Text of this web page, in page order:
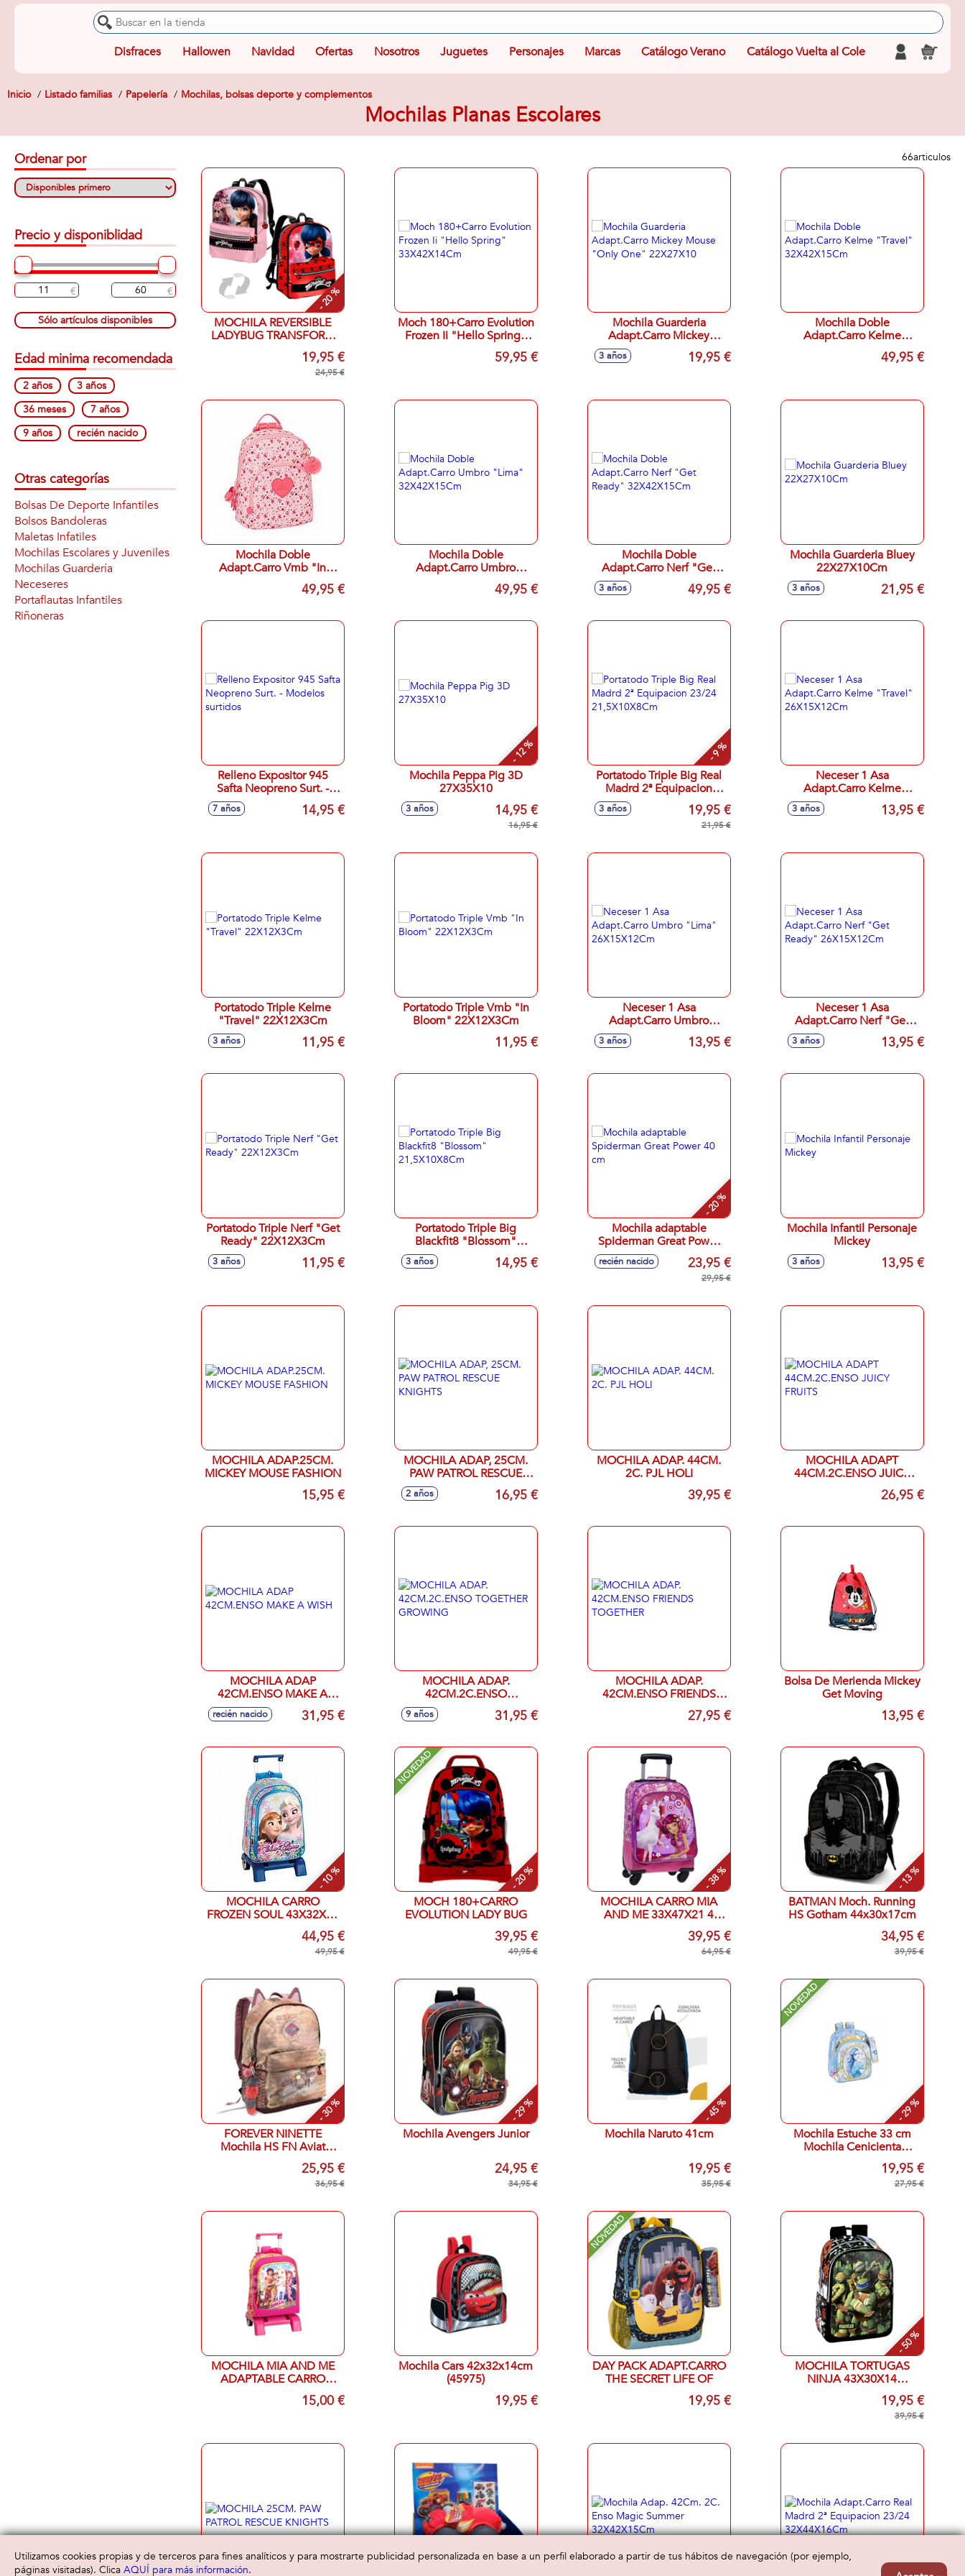
Disfraces Hallowen Navidad Ofertas Nosotros Juguetes Personajes Marcas Catálogo Verano Catálogo Vuelta al Cole
Inicio Listado familias Papelería Mochilas, bolsas deporte y complementos
Mochilas Planas Escolares
66articulos
- 20 %
MOCHILA REVERSIBLE
LADYBUG TRANSFORM
30X38,5X18CM19,95 €
24,95 €
Moch 180+Carro Evolution
Frozen Ii "Hello Spring"
33X42X14Cm59,95 €
Mochila Guarderia
Adapt.Carro Mickey
Mouse "Only One"
3 años 19,95 €
Mochila Doble
Adapt.Carro Kelme
"Travel" 32X42X15Cm
49,95 €
Mochila Doble
Adapt.Carro Vmb "In
Bloom" 32X42X15Cm
49,95 €
Mochila Doble
Adapt.Carro Umbro
"Lima" 32X42X15Cm
49,95 €
Mochila Doble
Adapt.Carro Nerf "Get
Ready" 32X42X15Cm
3 años 49,95 €
Mochila Guarderia Bluey
22X27X10Cm
3 años 21,95 €
Relleno Expositor 945
Safta Neopreno Surt. -
Modelos surtidos
7 años 14,95 €
- 12 %
Mochila Peppa Pig 3D
27X35X10
3 años 14,95 €
16,95 €
- 9 %
Portatodo Triple Big Real
Madrd 2ª Equipacion
23/24 21,5X10X8Cm
3 años 19,95 €
21,95 €
Neceser 1 Asa
Adapt.Carro Kelme
"Travel" 26X15X12Cm
3 años 13,95 €
Portatodo Triple Kelme
"Travel" 22X12X3Cm
3 años 11,95 €
Portatodo Triple Vmb "In
Bloom" 22X12X3Cm
11,95 €
Neceser 1 Asa
Adapt.Carro Umbro
"Lima" 26X15X12Cm
3 años 13,95 €
Neceser 1 Asa
Adapt.Carro Nerf "Get
Ready" 26X15X12Cm
3 años 13,95 €
Portatodo Triple Nerf "Get
Ready" 22X12X3Cm
3 años 11,95 €
Portatodo Triple Big
Blackfit8 "Blossom"
21,5X10X8Cm
3 años 14,95 €
- 20 %
Mochila adaptable
Spiderman Great Power
40 cm
recién nacido 23,95 €
29,95 €
Mochila Infantil Personaje
Mickey
3 años 13,95 €
MOCHILA ADAP.25CM.
MICKEY MOUSE FASHION
15,95 €
MOCHILA ADAP, 25CM.
PAW PATROL RESCUE
2 años 16,95 €
MOCHILA ADAP. 44CM.
2C. PJL HOLI
39,95 €
MOCHILA ADAPT
44CM.2C.ENSO JUICY
26,95 €
MOCHILA ADAP
42CM.ENSO MAKE A
WISH
recién nacido 31,95 €
MOCHILA ADAP.
42CM.2C.ENSO
TOGETHER GROWING
9 años 31,95 €
MOCHILA ADAP.
42CM.ENSO FRIENDS
27,95 €
Bolsa De Merienda Mickey
Get Moving
13,95 €
- 10 %
MOCHILA CARRO
FROZEN SOUL 43X32X14
44,95 €
49,95 €
NOVEDAD
- 20 %
MOCH 180+CARRO
EVOLUTION LADY BUG
39,95 €
49,95 €
- 38 %
MOCHILA CARRO MIA
AND ME 33X47X21 4
39,95 €
64,95 €
- 13 %
BATMAN Moch. Running
HS Gotham 44x30x17cm
34,95 €
39,95 €
- 30 %
FOREVER NINETTE
Mochila HS FN Aviat
44x30x20Cm25,95 €
36,95 €
- 29 %
Mochila Avengers Junior
24,95 €
34,95 €
- 45 %
Mochila Naruto 41cm
19,95 €
35,95 €
NOVEDAD
- 29 %
Mochila Estuche 33 cm
Mochila Cenicienta
Estuche Cenicienta19,95 €
27,95 €
MOCHILA MIA AND ME
ADAPTABLE CARRO
15,00 €
Mochila Cars 42x32x14cm
(45975)
19,95 €
NOVEDAD
DAY PACK ADAPT.CARRO
THE SECRET LIFE OF
19,95 €
- 50 %
MOCHILA TORTUGAS
NINJA 43X30X14
ADAPTABLE19,95 €
39,95 €
Ordenar por
Precio y disponiblidad
Sólo artículos disponibles
Edad minima recomendada
2 años
3 años
36 meses
7 años
9 años
recién nacido
Otras categorías
Bolsas De Deporte Infantiles
Bolsos Bandoleras
Maletas Infatiles
Mochilas Escolares y Juveniles
Mochilas Guardería
Neceseres
Portaflautas Infantiles
Riñoneras
Utilizamos cookies propias y de terceros para fines analíticos y para mostrarte publicidad personalizada en base a un perfil elaborado a partir de tus hábitos de navegación (por ejemplo,
páginas visitadas). Clica AQUÍ para más información.